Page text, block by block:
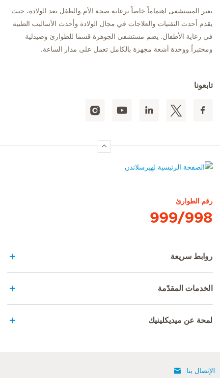
يعير المستشفى اهتماماً خاصاً برعاية صحة الأم والطفل بعد الولادة، حيث
يقدم أحدث التقنيات والعلاجات في مجال الولادة وأحدث الأساليب الطبية
في رعاية الأطفال. يضم مستشفى الجوهرة قسما للطوارئ وصيدلية
ومختبراً ووحدة أشعة مجهزة بالكامل تعمل على مدار الساعة.
تابعونا
رقم الطوارئ
999/998
روابط سريعة
الخدمات المقدّمة
لمحة عن ميديكلينيك
الإتصال بنا